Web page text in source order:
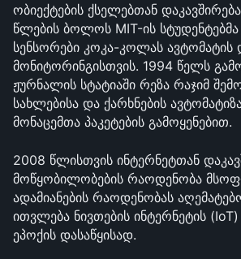
ობიექტების ქსელებთან
წლების ბოლოს MIT-ის სტუდენტებმა
სენსორები კოკა-კოლას ავტომატის
მონიტორინგისთვის. 1994 წელს
ჟურნალის სტატიაში რეზა რაჯიმ
სახლებისა და ქარხნების
მონაცემთა პაკეტების გამოყენებით.
2008 წლისთვის ინტერნეტთან
მოწყობილობების რაოდენობა
ადამიანების რაოდენობას
ითვლება ნივთების ინტერნეტის
ეპოქის დასაწყისად.